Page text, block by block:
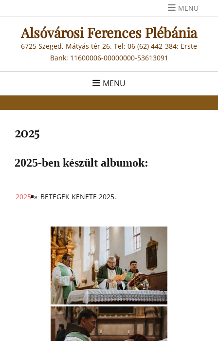
to
content
MENU
Alsóvárosi Ferences Plébánia
6725 Szeged, Mátyás tér 26. Tel: 06 (62) 442-384; Erste
Bank: 11600006-00000000-53613091
MENU
2025
2025-ben készült albumok:
2025 » BETEGEK KENETE 2025.